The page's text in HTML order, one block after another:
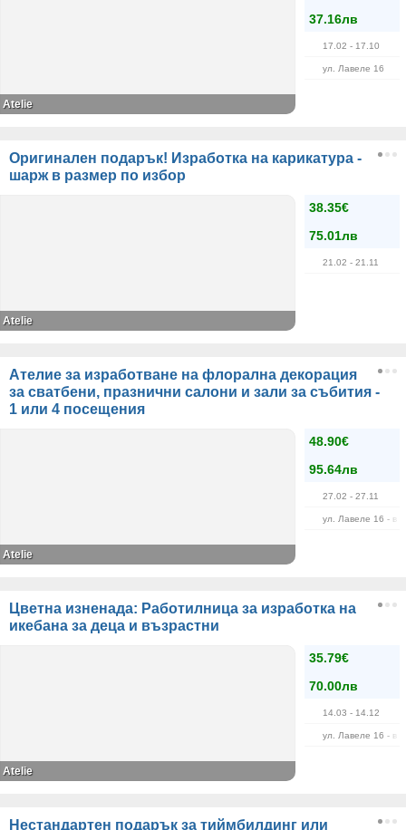
37.16лв
17.02 - 17.10
ул. Лавеле 16
Atelie
Оригинален подарък! Изработка на карикатура -
шарж в размер по избор
38.35€
75.01лв
21.02 - 21.11
Atelie
Ателие за изработване на флорална декорация
за сватбени, празнични салони и зали за събития -
1 или 4 посещения
48.90€
95.64лв
27.02 - 27.11
ул. Лавеле 16 - в
Atelie
Цветна изненада: Работилница за изработка на
икебана за деца и възрастни
35.79€
70.00лв
14.03 - 14.12
ул. Лавеле 16 - в
Atelie
Нестандартен подарък за тиймбилдинг или